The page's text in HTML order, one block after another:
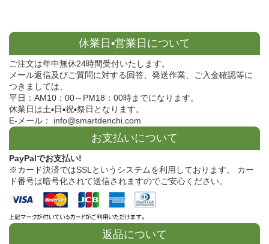
休業日▪営業日について
ご注文は年中無休24時間受付いたします。
メール返信及びご質問に対する回答、発送作業、ご入金確認等に
つきましては、
平日：AM10：00～PM18：00時までになります。
休業日は土▪日▪祝▪祭日となります。
E-メール： info@smartdenchi.com
お支払いについて
PayPalでお支払い!
※カード決済ではSSLというシステムを利用しております。 カー
ド番号は暗号化されて送信されますのでご安心ください。
返品について